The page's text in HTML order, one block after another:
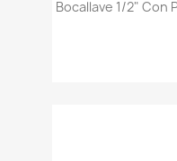
Bocallave 1/2" Con